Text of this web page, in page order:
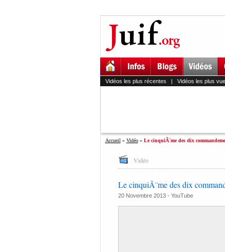
Vidéos les plus récentes | Vidéos les plus
Accueil » Vidéo» Le cinquiÃ¨me des dix
Vidéo
Le cinquiÃ¨me des dix
20 Novembre 2013 - YouTube